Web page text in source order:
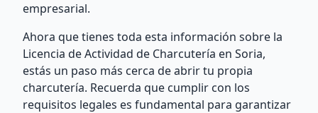
empresarial.
Ahora que tienes toda esta información sobre la
Licencia de Actividad de Charcutería en Soria,
estás un paso más cerca de abrir tu propia
charcutería. Recuerda que cumplir con los
requisitos legales es fundamental para garantizar